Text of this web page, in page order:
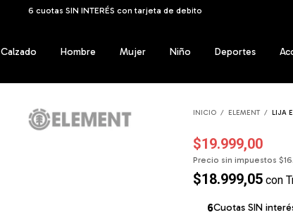
6 cuotas SIN INTERÉS con tarjeta de debito
Calzado Hombre Mujer Niño Deportes
INICIO / ELEMENT / LIJA
$19.999,00
Precio sin impuestos
$18.999,05 con
Cuotas SIN